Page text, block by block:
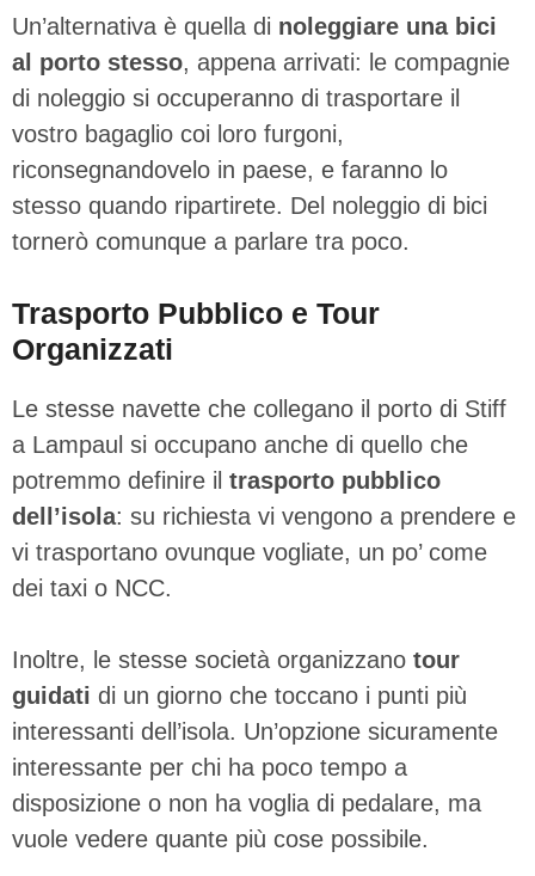
Un’alternativa è quella di noleggiare una bici
al porto stesso, appena arrivati: le compagnie
di noleggio si occuperanno di trasportare il
vostro bagaglio coi loro furgoni,
riconsegnandovelo in paese, e faranno lo
stesso quando ripartirete. Del noleggio di bici
tornerò comunque a parlare tra poco.
Trasporto Pubblico e Tour
Organizzati
Le stesse navette che collegano il porto di Stiff
a Lampaul si occupano anche di quello che
potremmo definire il trasporto pubblico
dell’isola: su richiesta vi vengono a prendere e
vi trasportano ovunque vogliate, un po’ come
dei taxi o NCC.
Inoltre, le stesse società organizzano tour
guidati di un giorno che toccano i punti più
interessanti dell’isola. Un’opzione sicuramente
interessante per chi ha poco tempo a
disposizione o non ha voglia di pedalare, ma
vuole vedere quante più cose possibile.